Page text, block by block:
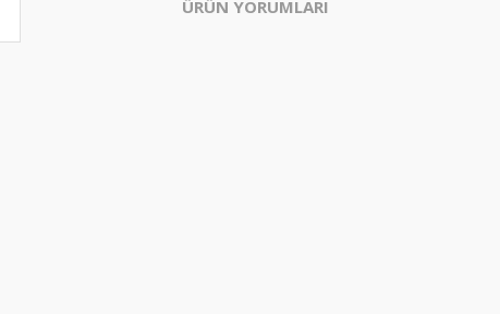
ÜRÜN YORUMLARI